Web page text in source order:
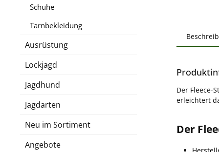
Schuhe
Tarnbekleidung
Ausrüstung
Lockjagd
Jagdhund
Jagdarten
Neu im Sortiment
Angebote
Der Fleece-
erleichtert
Der